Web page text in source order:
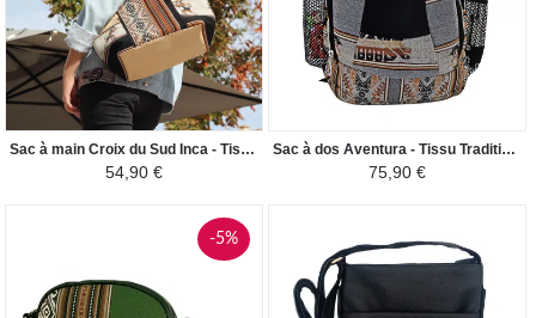
Sac à main Croix du Sud Inca - Tissu Traditionnel Péruvien - Crème/Noir et nuances marrons
54,90 €
Sac à dos Aventura - Tissu Traditionnel Canta Perú - Gris Foncé/Nuances Marron
75,90 €
-5%